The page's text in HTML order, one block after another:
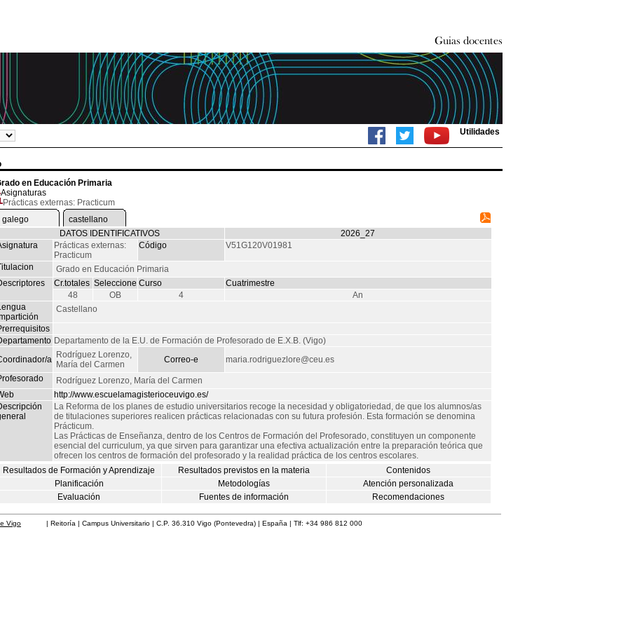
Utilidades
en Educación Primaria
Asignaturas
Prácticas externas: Practicum
galego
castellano
DATOS IDENTIFICATIVOS
2026_27
Prácticas externas:
Practicum
Código V51G120V01981
Grado en Educación Primaria
Cr.totales Seleccione Curso
Cuatrimestre
48
OB 4
An
Castellano
Departamento de la E.U. de Formación de Profesorado de E.X.B. (Vigo)
a
Rodríguez Lorenzo,
María del Carmen
Correo-e
maria.rodriguezlore@ceu.es
Rodríguez Lorenzo, María del Carmen
http://www.escuelamagisterioceuvigo.es/
La Reforma de los planes de estudio universitarios recoge la necesidad y obligatoriedad, de que los alumnos/as
de titulaciones superiores realicen prácticas relacionadas con su futura profesión. Esta formación se denomina
Prácticum.
Las Prácticas de Enseñanza, dentro de los Centros de Formación del Profesorado, constituyen un componente
esencial del curriculum, ya que sirven para garantizar una efectiva actualización entre la preparación teórica que
ofrecen los centros de formación del profesorado y la realidad práctica de los centros escolares.
Resultados de Formación y Aprendizaje
Resultados previstos en la materia
Contenidos
Planificación
Metodologías
Atención personalizada
Evaluación
Fuentes de información Recomendaciones
Vigo | Reitoría | Campus Universitario | C.P. 36.310 Vigo (Pontevedra) | España | Tlf: +34 986 812 000